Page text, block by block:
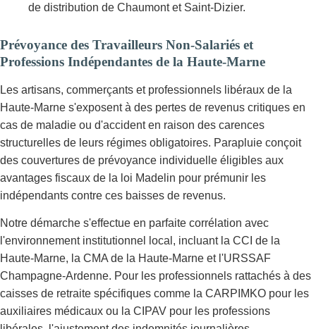
de distribution de Chaumont et Saint-Dizier.
Prévoyance des Travailleurs Non-Salariés et
Professions Indépendantes de la Haute-Marne
Les artisans, commerçants et professionnels libéraux de la
Haute-Marne s'exposent à des pertes de revenus critiques en
cas de maladie ou d'accident en raison des carences
structurelles de leurs régimes obligatoires. Parapluie conçoit
des couvertures de prévoyance individuelle éligibles aux
avantages fiscaux de la loi Madelin pour prémunir les
indépendants contre ces baisses de revenus.
Notre démarche s'effectue en parfaite corrélation avec
l'environnement institutionnel local, incluant la CCI de la
Haute-Marne, la CMA de la Haute-Marne et l'URSSAF
Champagne-Ardenne. Pour les professionnels rattachés à des
caisses de retraite spécifiques comme la CARPIMKO pour les
auxiliaires médicaux ou la CIPAV pour les professions